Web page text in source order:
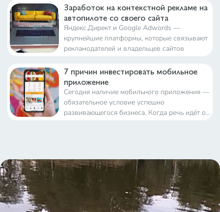
стали неотъемлемой частью роли
предпринимателя в их повседневной жизни.
Заработок на контекстной рекламе на
автопилоте со своего сайта
Яндекс.Директ и Google Adwords —
крупнейшие платформы, которые связывают
рекламодателей и владельцев сайтов
7 причин инвестировать мобильное
приложение
Сегодня наличие мобильного приложения —
обязательное условие успешно
развивающегося бизнеса. Когда речь идёт о